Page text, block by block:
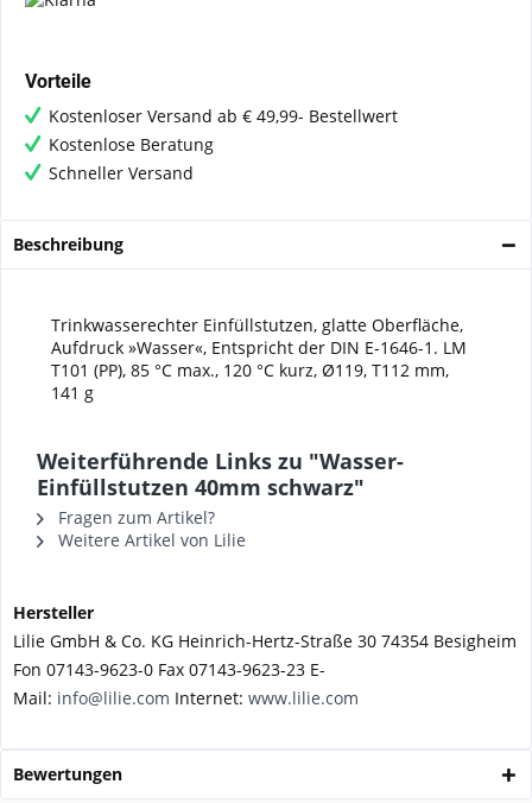
Vorteile
Kostenloser Versand ab € 49,99- Bestellwert
Kostenlose Beratung
Schneller Versand
Beschreibung
Trinkwasserechter Einfüllstutzen, glatte Oberfläche,
Aufdruck »Wasser«, Entspricht der DIN E-1646-1. LM
T101 (PP), 85 °C max., 120 °C kurz, Ø119, T112 mm,
141 g
Weiterführende Links zu "Wasser-
Einfüllstutzen 40mm schwarz"
Fragen zum Artikel?
Weitere Artikel von Lilie
Hersteller
Lilie GmbH & Co. KG Heinrich-Hertz-Straße 30 74354 Besigheim
Fon 07143-9623-0 Fax 07143-9623-23 E-
Mail: info@lilie.com Internet: www.lilie.com
Bewertungen